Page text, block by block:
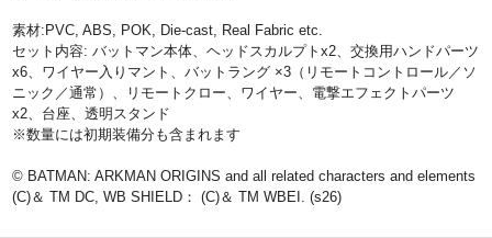
素材:PVC, ABS, POK, Die-cast, Real Fabric etc.
セット内容: バットマン本体、ヘッドスカルプトx2、交換用ハンドパーツ
x6、ワイヤー入りマント、バットラング ×3（リモートコントロール／ソ
ニック／通常）、リモートクロー、ワイヤー、電撃エフェクトパーツ
x2、台座、透明スタンド
※数量には初期装備分も含まれます
© BATMAN: ARKMAN ORIGINS and all related characters and elements
(C)＆ TM DC, WB SHIELD： (C)＆ TM WBEI. (s26)